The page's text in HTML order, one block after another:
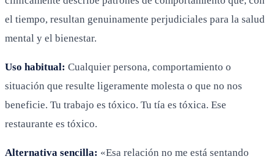
el tiempo, resultan genuinamente perjudiciales para la salud
mental y el bienestar.
Uso habitual: Cualquier persona, comportamiento o
situación que resulte ligeramente molesta o que no nos
beneficie. Tu trabajo es tóxico. Tu tía es tóxica. Ese
restaurante es tóxico.
Alternativa sencilla: «Esa relación no me está sentando